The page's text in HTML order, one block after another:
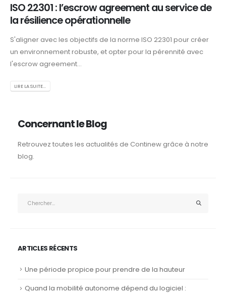
ISO 22301 : l’escrow agreement au service de
la résilience opérationnelle
S'aligner avec les objectifs de la norme ISO 22301 pour créer
un environnement robuste, et opter pour la pérennité avec
l'escrow agreement...
LIRE LA SUITE...
Concernant le Blog
Retrouvez toutes les actualités de Continew grâce à notre
blog.
ARTICLES RÉCENTS
Une période propice pour prendre de la hauteur
Quand la mobilité autonome dépend du logiciel :